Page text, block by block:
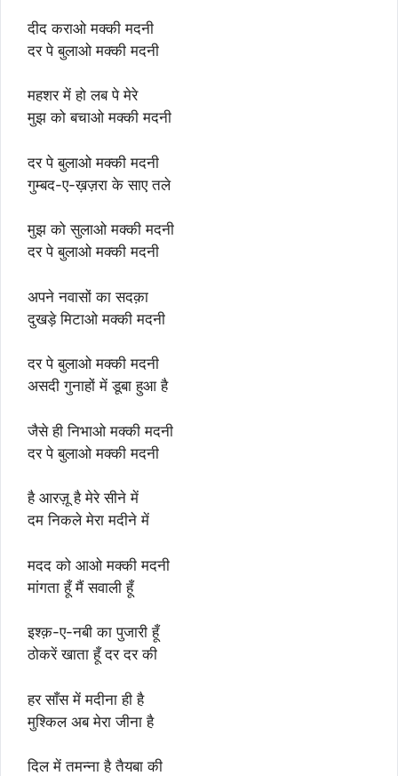
दीद कराओ मक्की मदनी
दर पे बुलाओ मक्की मदनी
महशर में हो लब पे मेरे
मुझ को बचाओ मक्की मदनी
दर पे बुलाओ मक्की मदनी
गुम्बद-ए-ख़ज़रा के साए तले
मुझ को सुलाओ मक्की मदनी
दर पे बुलाओ मक्की मदनी
अपने नवासों का सदक़ा
दुखड़े मिटाओ मक्की मदनी
दर पे बुलाओ मक्की मदनी
असदी गुनाहों में डूबा हुआ है
जैसे ही निभाओ मक्की मदनी
दर पे बुलाओ मक्की मदनी
है आरज़ू है मेरे सीने में
दम निकले मेरा मदीने में
मदद को आओ मक्की मदनी
मांगता हूँ मैं सवाली हूँ
इश्क़-ए-नबी का पुजारी हूँ
ठोकरें खाता हूँ दर दर की
हर साँस में मदीना ही है
मुश्किल अब मेरा जीना है
दिल में तमन्ना है तैयबा की